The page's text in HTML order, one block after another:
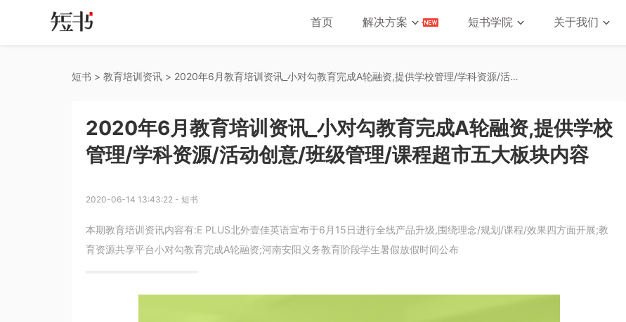
首页 解决方案 短书学院 关于我们
短书 > 教育培训资讯 > 2020年6月教育培训资讯_小对勾教育完成A轮融资,提供学校管理/学科资源/活动创意/班级管理/课程超市五大板块内容
2020年6月教育培训资讯_小对勾教育完成A轮融资,提供学校
管理/学科资源/活动创意/班级管理/课程超市五大板块内容
2020-06-14 13:43:22 - 短书
本期教育培训资讯内容有:E PLUS北外壹佳英语宣布于6月15日进行全线产品升级,围绕理念/规划/课程/效果四方面开展;教
育资源共享平台小对勾教育完成A轮融资;河南安阳义务教育阶段学生暑假放假时间公布